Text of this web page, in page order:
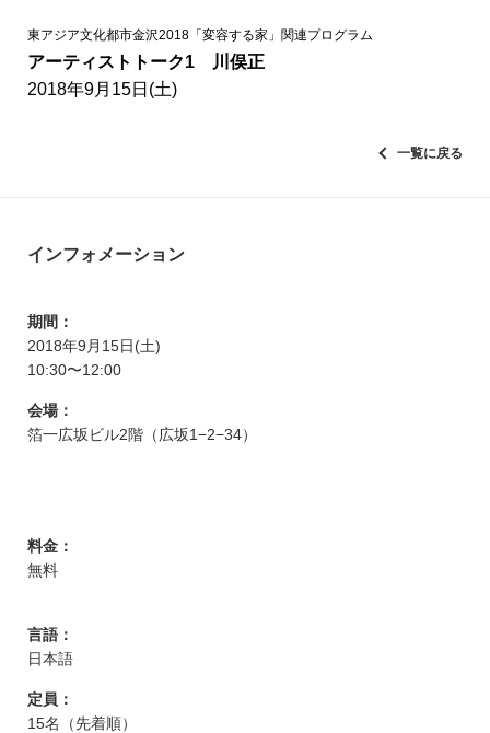
東アジア文化都市金沢2018「変容する家」関連プログラム
アーティストトーク1 川俣正
2018年9月15日(土)
一覧に戻る
インフォメーション
期間：
2018年9月15日(土)
10:30〜12:00
会場：
箔一広坂ビル2階（広坂1−2−34）
料金：
無料
言語：
日本語
定員：
15名（先着順）